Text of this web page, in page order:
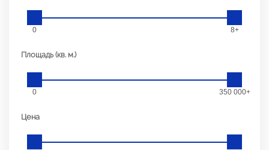
0 8+
Площадь (кв. м.)
0 350 000+
Цена